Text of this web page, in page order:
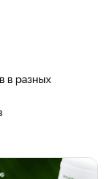
в разных